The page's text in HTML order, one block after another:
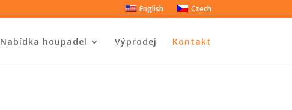
English Czech
Nabídka houpadel Výprodej Kontakt